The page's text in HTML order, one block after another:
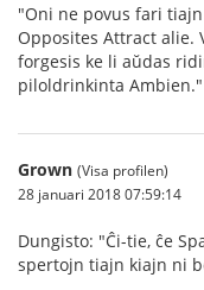
"Oni ne povus fari
Opposites Attract alie.
forgesis ke li aŭdas
piloldrinkinta Ambien."
Grown (Visa profilen)
28 januari 2018 07:59:14
Dungisto: "Ĉi-tie, ĉe
spertojn tiajn kiajn ni